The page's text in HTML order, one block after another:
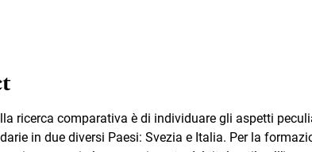
ricerca comparativa è di individuare gli aspetti
in due diversi Paesi: Svezia e Italia. Per la